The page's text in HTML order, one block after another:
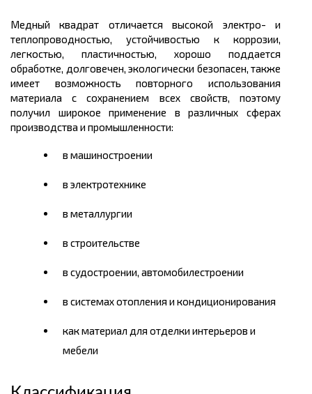
Медный квадрат отличается высокой электро- и
теплопроводностью, устойчивостью к коррозии,
легкостью, пластичностью, хорошо поддается
обработке, долговечен, экологически безопасен, также
имеет возможность повторного использования
материала с сохранением всех свойств, поэтому
получил широкое применение в различных сферах
производства и промышленности:
в машиностроении
в электротехнике
в металлургии
в строительстве
в судостроении, автомобилестроении
в системах отопления и кондиционирования
как материал для отделки интерьеров и
мебели